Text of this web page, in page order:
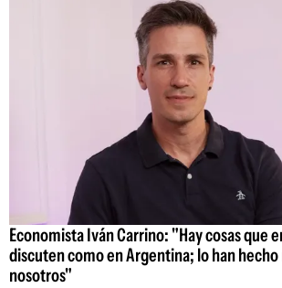
Economista Iván Carrino: "Hay cosas que
discuten como en Argentina; lo han
nosotros"